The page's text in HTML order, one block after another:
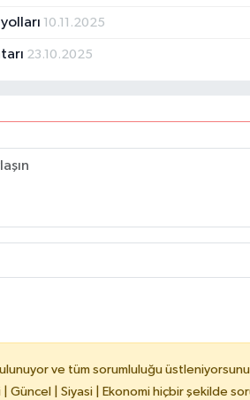
10.11.2025
23.10.2025
ve tüm sorumluluğu
Güncel | Siyasi | Ekonomi hiçbir şekilde